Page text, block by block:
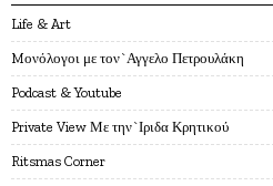
Life & Art
Mονόλογοι με τον`Αγγελο Πετρουλάκη
Podcast & Youtube
Private View Με την`Ιριδα Κρητικού
Ritsmas Corner